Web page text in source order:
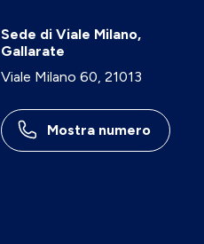
Sede di Viale Milano,
Gallarate
Viale Milano 60, 21013
Mostra numero